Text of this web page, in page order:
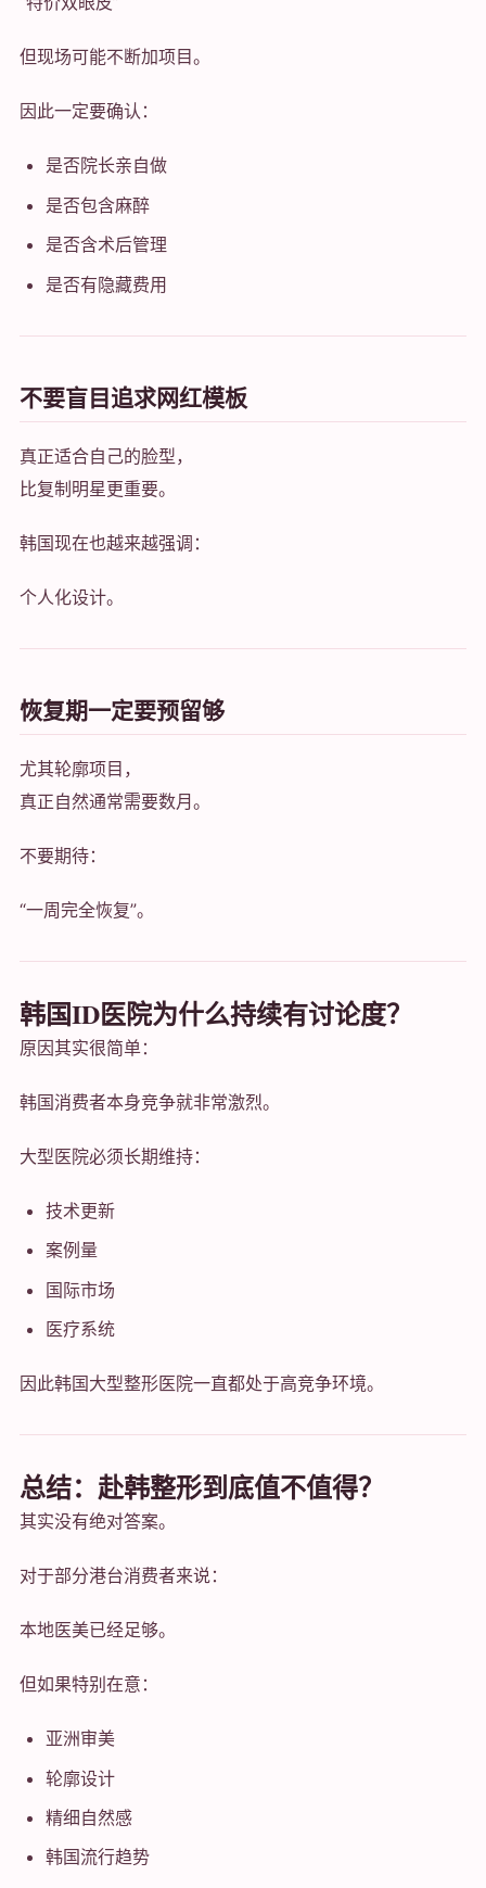
但现场可能不断加项目。
因此一定要确认：
是否院长亲自做
是否包含麻醉
是否含术后管理
是否有隐藏费用
不要盲目追求网红模板
真正适合自己的脸型，
比复制明星更重要。
韩国现在也越来越强调：
个人化设计。
恢复期一定要预留够
尤其轮廓项目，
真正自然通常需要数月。
不要期待：
“一周完全恢复”。
韩国ID医院为什么持续有讨论度？
原因其实很简单：
韩国消费者本身竞争就非常激烈。
大型医院必须长期维持：
技术更新
案例量
国际市场
医疗系统
因此韩国大型整形医院一直都处于高竞争环境。
总结：赴韩整形到底值不值得？
其实没有绝对答案。
对于部分港台消费者来说：
本地医美已经足够。
但如果特别在意：
亚洲审美
轮廓设计
精细自然感
韩国流行趋势